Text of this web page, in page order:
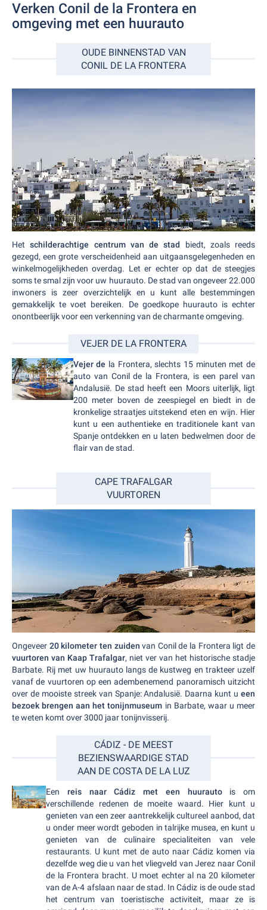
Verken Conil de la Frontera en
omgeving met een huurauto
OUDE BINNENSTAD VAN
CONIL DE LA FRONTERA
Hetschilderachtige centrum van de stad biedt, zoals reeds
gezegd, een grote verscheidenheid aan uitgaansgelegenheden en
winkelmogelijkheden overdag. Let er echter op dat de steegjes
soms te smal zijn voor uw huurauto. De stad van ongeveer 22.000
inwoners is zeer overzichtelijk en u kunt alle bestemmingen
gemakkelijk te voet bereiken. De goedkope huurauto is echter
onontbeerlijk voor een verkenning van de charmante omgeving.
VEJER DE LA FRONTERA
Vejer de la Frontera, slechts 15 minuten met de
auto van Conil de la Frontera, is een parel van
Andalusië. De stad heeft een Moors uiterlijk, ligt
200 meter boven de zeespiegel en biedt in de
kronkelige straatjes uitstekend eten en wijn. Hier
kunt u een authentieke en traditionele kant van
Spanje ontdekken en u laten bedwelmen door de
flair van de stad.
CAPE TRAFALGAR
VUURTOREN
Ongeveer 20 kilometer ten zuidenvan Conil de la Frontera ligt de
vuurtoren van Kaap Trafalgar, niet ver van het historische stadje
Barbate. Rij met uw huurauto langs de kustweg en trakteer uzelf
vanaf de vuurtoren op een adembenemend panoramisch uitzicht
over de mooiste streek van Spanje: Andalusië. Daarna kunt u een
bezoek brengen aan het tonijnmuseum in Barbate, waar u meer
te weten komt over 3000 jaar tonijnvisserij.
CÁDIZ - DE MEEST
BEZIENSWAARDIGE STAD
AAN DE COSTA DE LA LUZ
Een reis naar Cádiz met een huurauto is om
verschillende redenen de moeite waard. Hier kunt u
genieten van een zeer aantrekkelijk cultureel aanbod, dat
u onder meer wordt geboden in talrijke musea, en kunt u
genieten van de culinaire specialiteiten van vele
restaurants. U kunt met de auto naar Cádiz komen via
dezelfde weg die u van het vliegveld van Jerez naar Conil
de la Frontera bracht. U moet echter al na 20 kilometer
van de A-4 afslaan naar de stad. In Cádiz is de oude stad
het centrum van toeristische activiteit, maar ze is